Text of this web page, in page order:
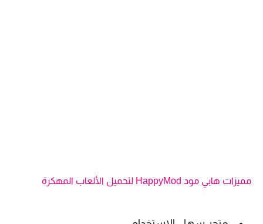
مميزات هابي مود HappyMod لتحميل الألعاب المهكرة